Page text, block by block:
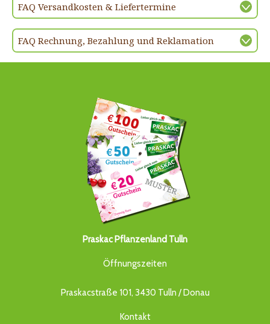
FAQ Versandkosten & Liefertermine
FAQ Rechnung, Bezahlung und Reklamation
Praskac Pflanzenland Tulln
Öffnungszeiten
Praskacstraße 101, 3430 Tulln / Donau
Kontakt